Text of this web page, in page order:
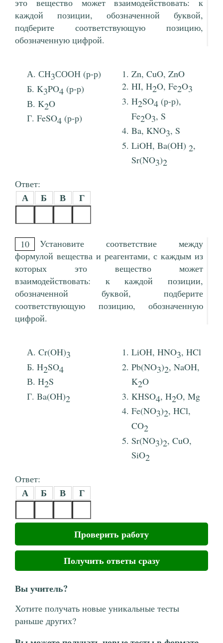
это вещество может взаимодействовать: к
каждой позиции, обозначенной буквой,
подберите соответствующую позицию,
обозначенную цифрой.
СH3СООН (р-р)
K3PO4 (р-р)
K2O
FeSO4 (р-р)
Zn, CuO, ZnO
HI, H2O, Fe2O3
H2SO4 (р-р),
Fe2O3, S
Ba, KNO3, S
LiOH, Ba(OH) 2,
Sr(NO3)2
Ответ:
А Б В Г
10
Установите соответствие между
формулой вещества и реагентами, с каждым из
которых это вещество может
взаимодействовать: к каждой позиции,
обозначенной буквой, подберите
соответствующую позицию, обозначенную
цифрой.
Cr(OH)3
H2SO4
H2S
Ba(OH)2
LiOH, HNO3, HCl
Pb(NO3)2, NaOH,
K2O
KHSO4, H2O, Mg
Fe(NO3)2, HCl,
CO2
Sr(NO3)2, CuO,
SiO2
Ответ:
А Б В Г
Проверить работу
Получить ответы сразу
Вы учитель?
Хотите получать новые уникальные тесты
раньше других?